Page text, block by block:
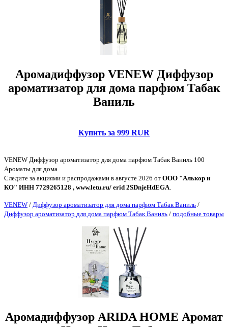
Аромадиффузор VENEW Диффузор
ароматизатор для дома парфюм Табак
Ваниль
Купить за 999 RUR
VENEW Диффузор ароматизатор для дома парфюм Табак Ваниль 100
Ароматы для дома
Следите за акциями и распродажами в августе 2026 от ООО "Алькор и
КО" ИНН 7729265128 , www.letu.ru/ erid 2SDnjeHdEGA
VENEW / Диффузор ароматизатор для дома парфюм Табак Ваниль /
Диффузор ароматизатор для дома парфюм Табак Ваниль / подобные товары
Аромадиффузор ARIDA HOME Аромат